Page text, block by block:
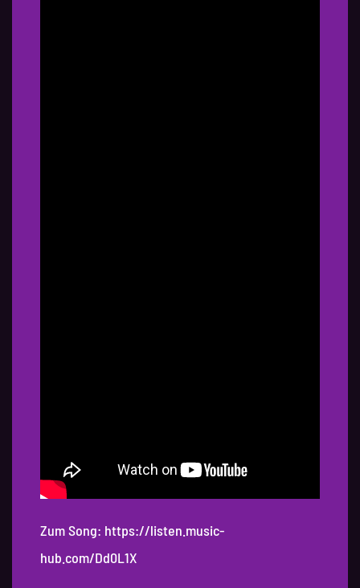
Zum Song: https://listen.music-
hub.com/Dd0L1X